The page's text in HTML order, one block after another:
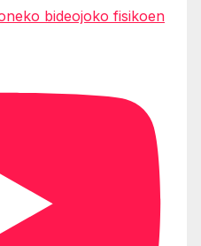
bideojoko fisikoen